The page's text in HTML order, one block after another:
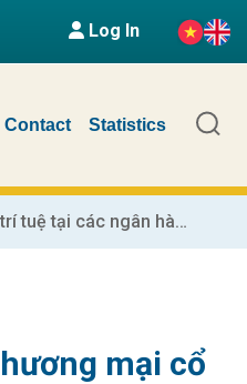
Log In
Contact Statistics
Các yếu tố ảnh hưởng đến vốn trí tuệ tại các ngân hàng thương mại cổ phần Việt Nam
mại cổ